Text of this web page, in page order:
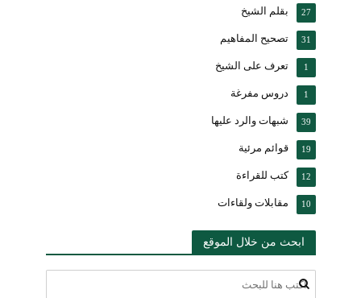
بقلم الشيخ 27
تصحيح المفاهيم 31
تعرف على الشيخ 1
دروس مفرغة 1
شبهات والرد عليها 39
قوائم مرئية 19
كتب للقراءة 12
مقابلات ولقاءات 10
ابحث من خلال الموقع